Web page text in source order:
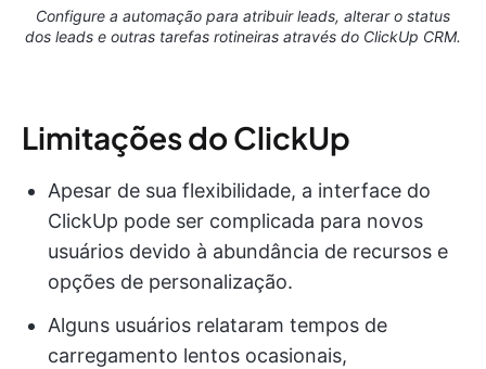
Configure a automação para atribuir leads, alterar o status
dos leads e outras tarefas rotineiras através do ClickUp CRM.
Limitações do ClickUp
Apesar de sua flexibilidade, a interface do
ClickUp pode ser complicada para novos
usuários devido à abundância de recursos e
opções de personalização.
Alguns usuários relataram tempos de
carregamento lentos ocasionais,